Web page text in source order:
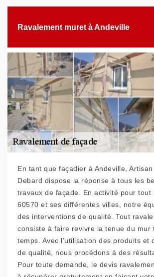
Ravalement muret à Andeville
En tant que façadier à Andeville,
Debard dispose la réponse à tous les
travaux de façade. En activité pour tout
60570 et ses différentes villes, notre
des interventions de qualité. Tout
consiste à faire revivre la tenue du mur
temps. Avec l’utilisation des produits et
de qualité, nous procédons à des
Pour toute demande, le devis